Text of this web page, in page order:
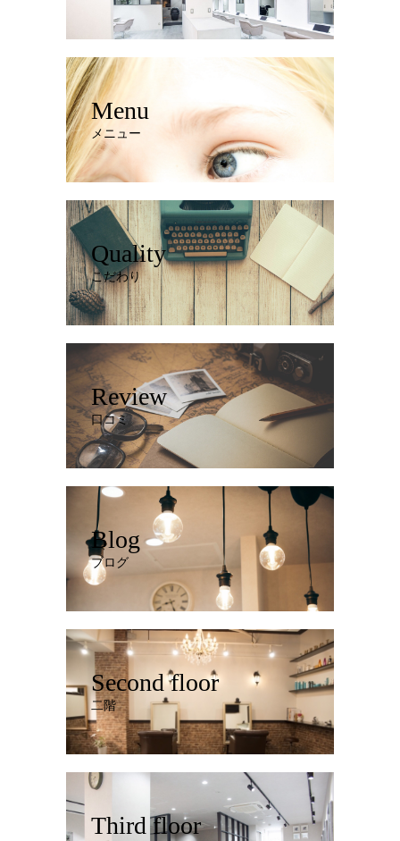
Menu
メニュー
Quality
こだわり
Review
口コミ
Blog
ブログ
Second floor
二階
Third floor